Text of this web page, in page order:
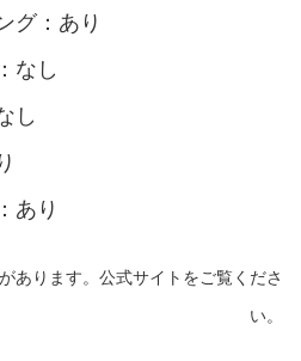
グ：あり
なし
し
あり
あります。公式サイトをご覧くださ
い。